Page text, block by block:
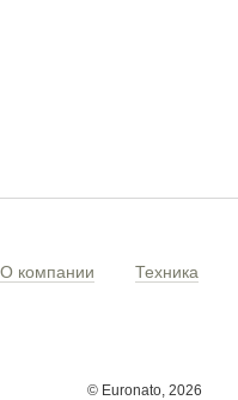
О компании Техника
© Euronato, 2026